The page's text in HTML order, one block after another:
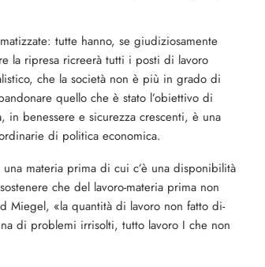
tutte hanno, se giudiziosamente
la ripresa ricreerà tutti i posti di lavoro
che la so­cietà non è più in grado di
quello che è stato l’obiettivo di
in be­nessere e sicurezza crescenti, è una
di politica economi­ca.
materia prima di cui c’è una disponibilità
che del lavoro-materia prima non
Miegel, «la quan­tità di lavoro non fatto di­
di pro­blemi irrisolti, tutto lavoro I che non